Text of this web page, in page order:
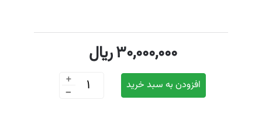
+
- افزودن به سبد خرید
30,000,000ریال